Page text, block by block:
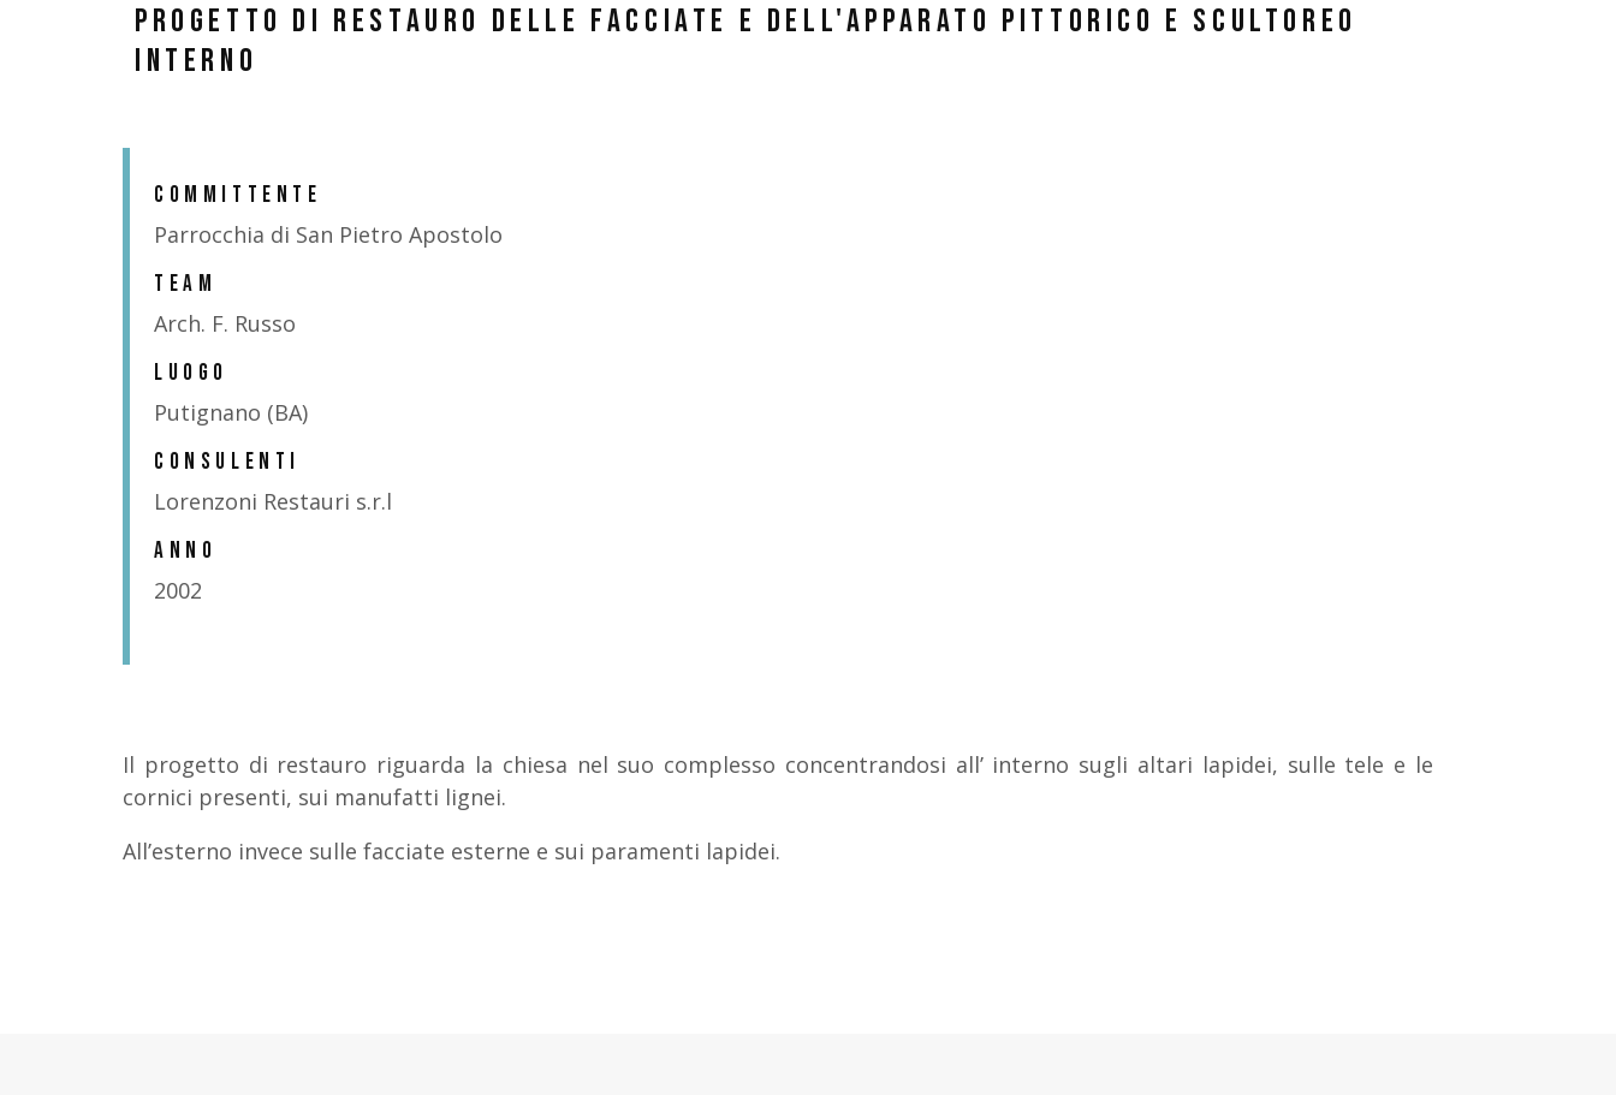
Progetto di restauro delle facciate e dell'apparato pittorico e scultoreo
interno
COMMITTENTE
Parrocchia di San Pietro Apostolo
TEAM
Arch. F. Russo
LUOGO
Putignano (BA)
CONSULENTI
Lorenzoni Restauri s.r.l
ANNO
2002
Il progetto di restauro riguarda la chiesa nel suo complesso concentrandosi all’ interno sugli altari lapidei, sulle tele e le
cornici presenti, sui manufatti lignei.
All’esterno invece sulle facciate esterne e sui paramenti lapidei.